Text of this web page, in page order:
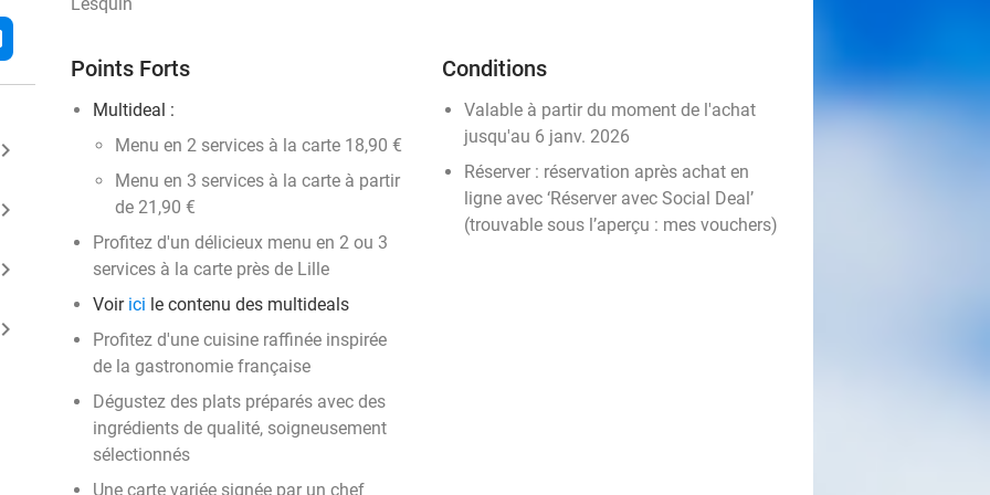
keyboard_arrow_right
keyboard_arrow_right
keyboard_arrow_right
keyboard_arrow_right
Points Forts
Multideal :
​Menu en 2 services à la carte 18,90 €
Menu en 3 services à la carte à partir
de 21,90 €
Profitez d'un délicieux menu en 2 ou 3
services à la carte près de Lille
Voir ici le contenu des multideals
Profitez d'une cuisine raffinée inspirée
de la gastronomie française
Dégustez des plats préparés avec des
ingrédients de qualité, soigneusement
sélectionnés
Une carte variée signée par un chef
Conditions
Valable à partir du moment de l'achat
jusqu'au 6 janv. 2026
Réserver : réservation après achat en
ligne avec ‘Réserver avec Social Deal’
(trouvable sous l’aperçu : mes vouchers)